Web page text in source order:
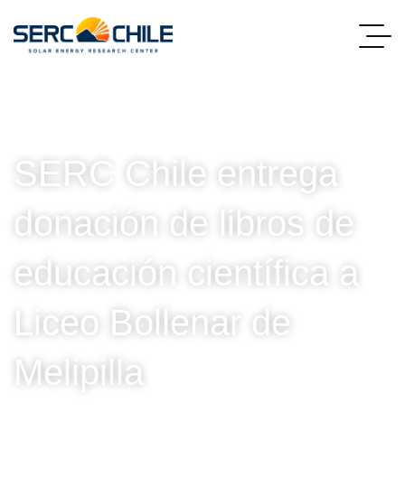
SERC Chile entrega
donación de libros de
educación científica a
Liceo Bollenar de
Melipilla